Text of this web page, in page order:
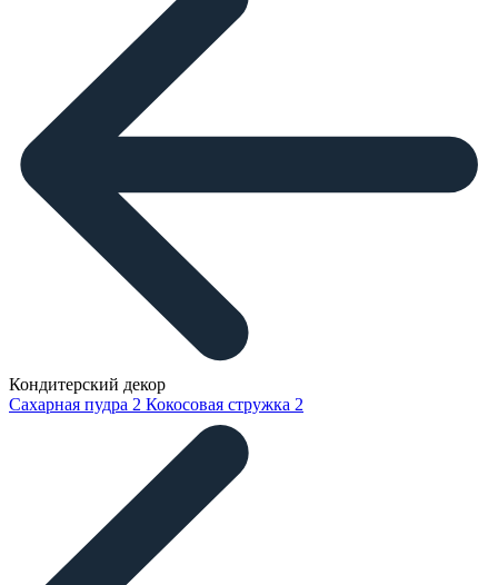
Кондитерский декор
Сахарная пудра 2 Кокосовая стружка 2